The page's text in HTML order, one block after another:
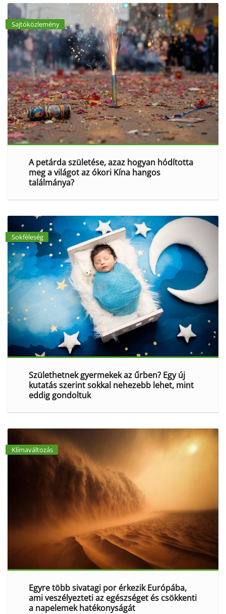
Sajtóközlemény
A petárda születése, azaz hogyan hódította
meg a világot az ókori Kína hangos
találmánya?
Sokféleség
Születhetnek gyermekek az űrben? Egy új
kutatás szerint sokkal nehezebb lehet, mint
eddig gondoltuk
Klímaváltozás
Egyre több sivatagi por érkezik Európába,
ami veszélyezteti az egészséget és csökkenti
a napelemek hatékonyságát